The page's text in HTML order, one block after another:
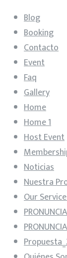
Blog
Booking
Contacto
Event
Faq
Gallery
Home
Home 1
Host Event
Noticias
Nuestra
Our